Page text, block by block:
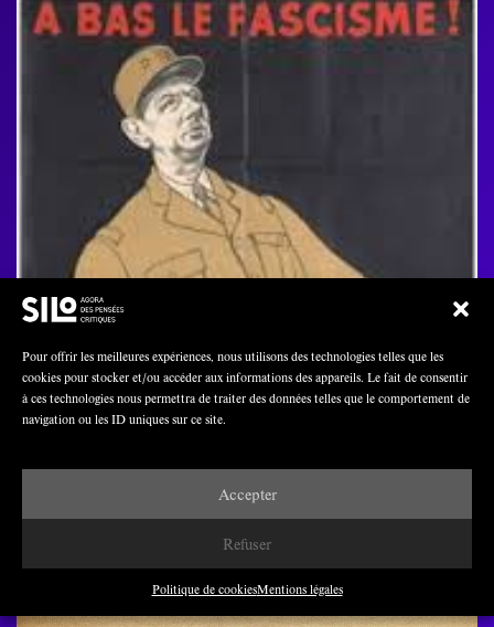
Pour offrir les meilleures expériences, nous utilisons des technologies telles que les
cookies pour stocker et/ou accéder aux informations des appareils. Le fait de consentir
à ces technologies nous permettra de traiter des données telles que le comportement de
navigation ou les ID uniques sur ce site.
Accepter
Refuser
Politique de cookiesMentions légales
Quelques caricatures dénonçant un pouvoir